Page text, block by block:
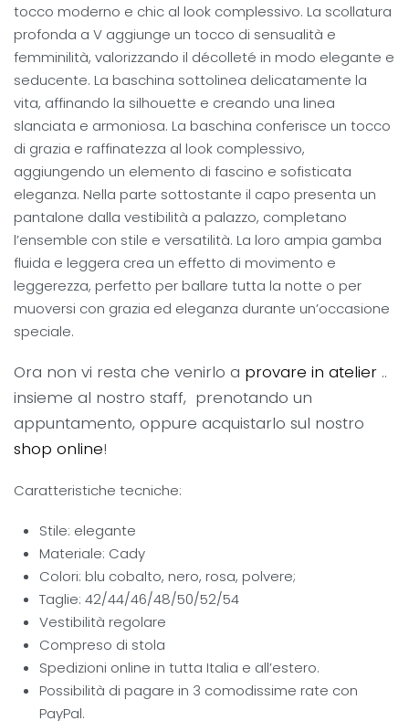
tocco moderno e chic al look complessivo. La scollatura
profonda a V aggiunge un tocco di sensualità e
femminilità, valorizzando il décolleté in modo elegante e
seducente. La baschina sottolinea delicatamente la
vita, affinando la silhouette e creando una linea
slanciata e armoniosa. La baschina conferisce un tocco
di grazia e raffinatezza al look complessivo,
aggiungendo un elemento di fascino e sofisticata
eleganza. Nella parte sottostante il capo presenta un
pantalone dalla vestibilità a palazzo, completano
l’ensemble con stile e versatilità. La loro ampia gamba
fluida e leggera crea un effetto di movimento e
leggerezza, perfetto per ballare tutta la notte o per
muoversi con grazia ed eleganza durante un’occasione
speciale.
Ora non vi resta che venirlo a provare in atelier ..
insieme al nostro staff, prenotando un
appuntamento, oppure acquistarlo sul nostro
shop online!
Caratteristiche tecniche:
Stile: elegante
Materiale: Cady
Colori: blu cobalto, nero, rosa, polvere;
Taglie: 42/44/46/48/50/52/54
Vestibilità regolare
Compreso di stola
Spedizioni online in tutta Italia e all’estero.
Possibilità di pagare in 3 comodissime rate con
PayPal.